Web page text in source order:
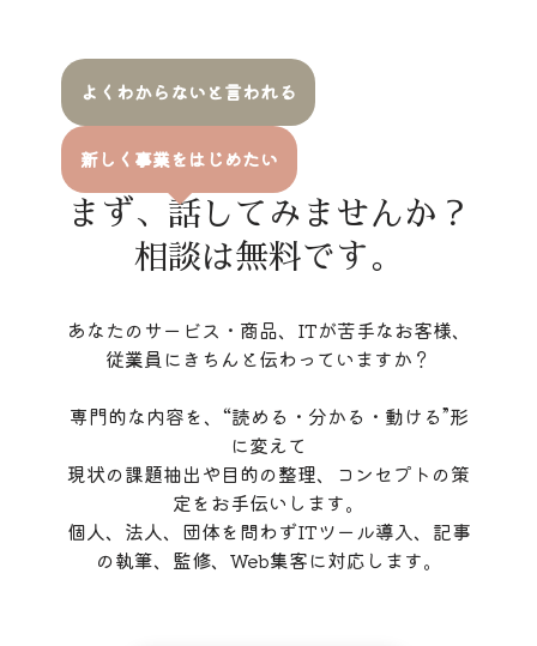
よくわからないと言われる
新しく事業をはじめたい
まず、話してみませんか？
相談は無料です。
あなたのサービス・商品、ITが苦手なお客様、
従業員にきちんと伝わっていますか？
専門的な内容を、“読める・分かる・動ける”形
に変えて
現状の課題抽出や目的の整理、コンセプトの策
定をお手伝いします。
個人、法人、団体を問わずITツール導入、記事
の執筆、監修、Web集客に対応します。